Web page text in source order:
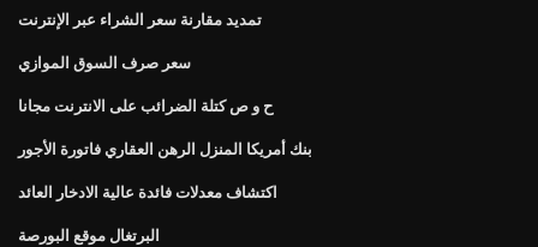
تمديد مقارنة سعر الشراء عبر الإنترنت
سعر صرف السوق الموازي
ح و ص كتلة الضرائب على الانترنت مجانا
بنك أمريكا المنزل الرهن العقاري فاتورة الأجور
اكتشاف معدلات فائدة عالية الادخار العائد
البرتغال موقع البورصة